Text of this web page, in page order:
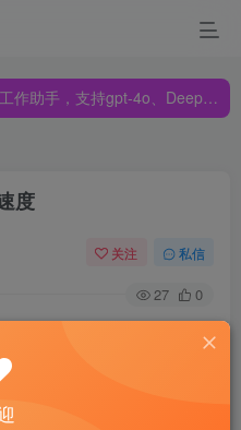
持gpt-4o、DeepSeek、Claude🔥🔥🔥🔥
持gpt-4o、DeepSeek、Claude🔥🔥🔥🔥
度
关注 私信
27 0
式各样的限制，什么限制流
更改域名地址等，只有神